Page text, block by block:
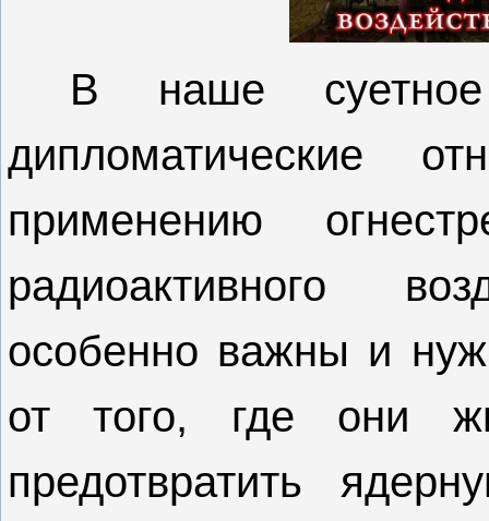
В наше
дипломатические
применению
радиоактивного
особенно важны и
от того, где они
предотвратить